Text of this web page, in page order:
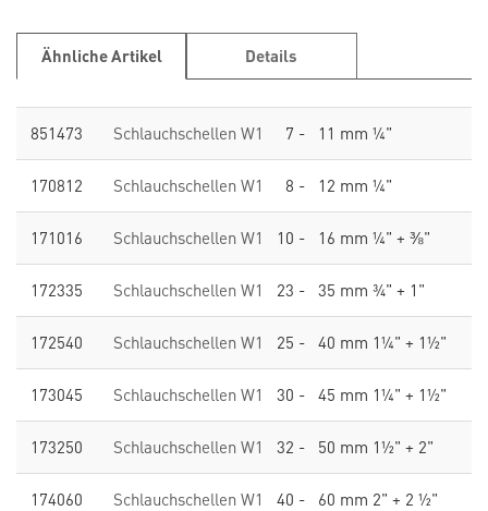
Ähnliche Artikel Details
851473 Schlauchschellen W1 7 - 11 mm ¼"
170812 Schlauchschellen W1 8 - 12 mm ¼"
171016 Schlauchschellen W1 10 - 16 mm ¼" + ⅜"
172335 Schlauchschellen W1 23 - 35 mm ¾" + 1"
172540 Schlauchschellen W1 25 - 40 mm 1¼" + 1½"
173045 Schlauchschellen W1 30 - 45 mm 1¼" + 1½"
173250 Schlauchschellen W1 32 - 50 mm 1½" + 2"
174060 Schlauchschellen W1 40 - 60 mm 2" + 2 ½"